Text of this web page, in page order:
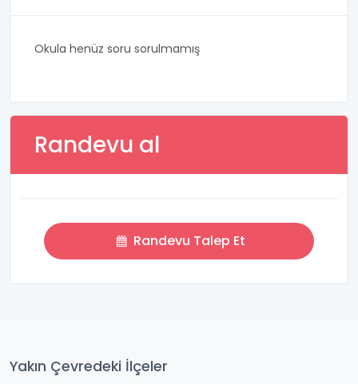
Okula henüz soru sorulmamış
Randevu al
Randevu Talep Et
Yakın Çevredeki İlçeler